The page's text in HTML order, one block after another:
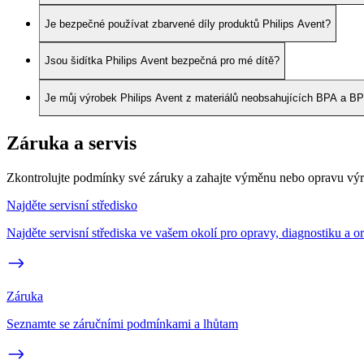
Je bezpečné používat zbarvené díly produktů Philips Avent?
Jsou šidítka Philips Avent bezpečná pro mé dítě?
Je můj výrobek Philips Avent z materiálů neobsahujících BPA a
Záruka a servis
Zkontrolujte podmínky své záruky a zahajte výměnu nebo opravu
Najděte servisní středisko
Najděte servisní střediska ve vašem okolí pro opravy, diagnostiku a
Záruka
Seznamte se záručními podmínkami a lhůtam